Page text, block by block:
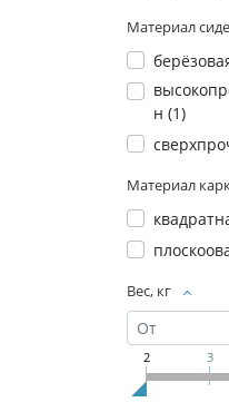
Материал
н (1)
Материал
Вес, кг
2 3